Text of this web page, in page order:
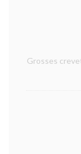
Grosses